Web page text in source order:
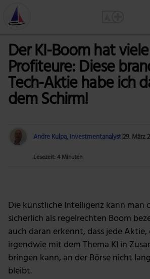
Der KI-Boom hat viele
Profiteure: Diese
Tech-Aktie habe ich
dem Schirm!
Andre Kulpa, Investmentanalyst29. März
Lesezeit: 4 Minuten
Die künstliche Intelligenz kann man
sicherlich als regelrechten Boom
auch daran erkennt, dass jede Aktie,
irgendwie mit dem Thema KI in
bringen kann, an der Börse nicht
bleibt.